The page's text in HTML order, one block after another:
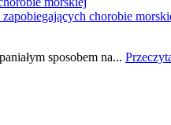
chorobie
sposobem na...